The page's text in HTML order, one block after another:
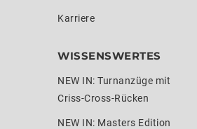
Karriere
WISSENSWERTES
NEW IN: Turnanzüge mit
Criss-Cross-Rücken
NEW IN: Masters Edition